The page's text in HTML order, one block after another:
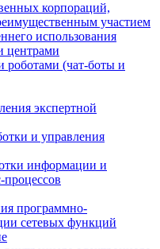
корпораций,
участием
использования
центрами
роботами (чат-боты и
экспертной
и управления
информации и
процессов
программно-
сетевых функций